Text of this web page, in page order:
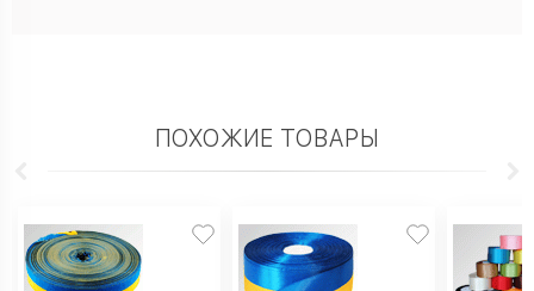
ПОХОЖИЕ ТОВАРЫ